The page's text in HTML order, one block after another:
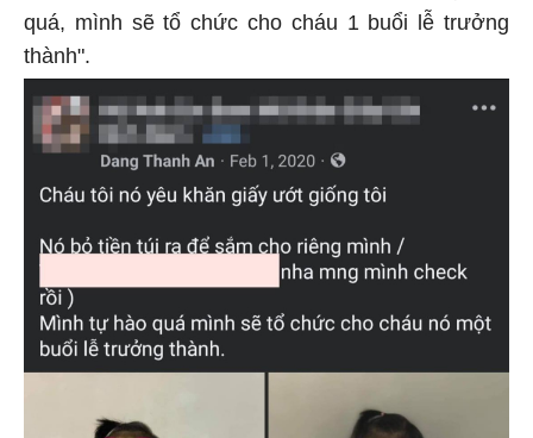
quá, mình sẽ tổ chức cho cháu 1 buổi lễ trưởng
thành".